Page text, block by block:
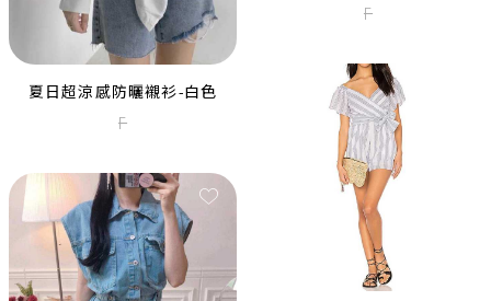
ADELYN RAE藍色深V後鏤空亮
XS
粉紫襯衫領蕾絲洋裝
F
夏日超涼感防曬襯衫-白色
F